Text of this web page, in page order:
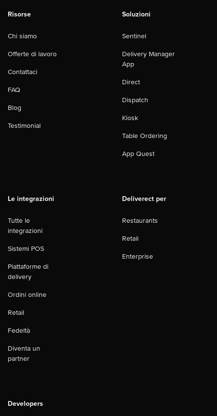
Risorse
Chi siamo
Offerte di lavoro
Contattaci
FAQ
Blog
Testimonial
Soluzioni
Sentinel
Delivery Manager
App
Direct
Dispatch
Kiosk
Table Ordering
App Quest
Le integrazioni
Tutte le
integrazioni
Sistemi POS
Piattaforme di
delivery
Ordini online
Retail
Fedeltà
Diventa un
partner
Deliverect per
Restaurants
Retail
Enterprise
Developers